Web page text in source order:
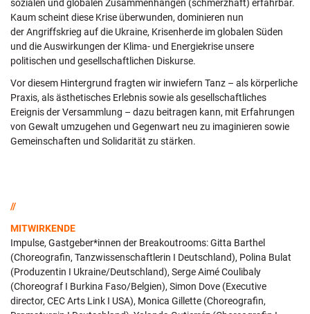
sozialen und globalen Zusammenhängen (schmerzhaft) erfahrbar.
Kaum scheint diese Krise überwunden, dominieren nun
der Angriffskrieg auf die Ukraine, Krisenherde im globalen Süden
und die Auswirkungen der Klima- und Energiekrise unsere
politischen und gesellschaftlichen Diskurse.
Vor diesem Hintergrund fragten wir inwiefern Tanz – als körperliche
Praxis, als ästhetisches Erlebnis sowie als gesellschaftliches
Ereignis der Versammlung – dazu beitragen kann, mit Erfahrungen
von Gewalt umzugehen und Gegenwart neu zu imaginieren sowie
Gemeinschaften und Solidarität zu stärken.
//
MITWIRKENDE
Impulse, Gastgeber*innen der Breakoutrooms: Gitta Barthel
(Choreografin, Tanzwissenschaftlerin I Deutschland), Polina Bulat
(Produzentin I Ukraine/Deutschland), Serge Aimé Coulibaly
(Choreograf I Burkina Faso/Belgien), Simon Dove (Executive
director, CEC Arts Link I USA), Monica Gillette (Choreografin,